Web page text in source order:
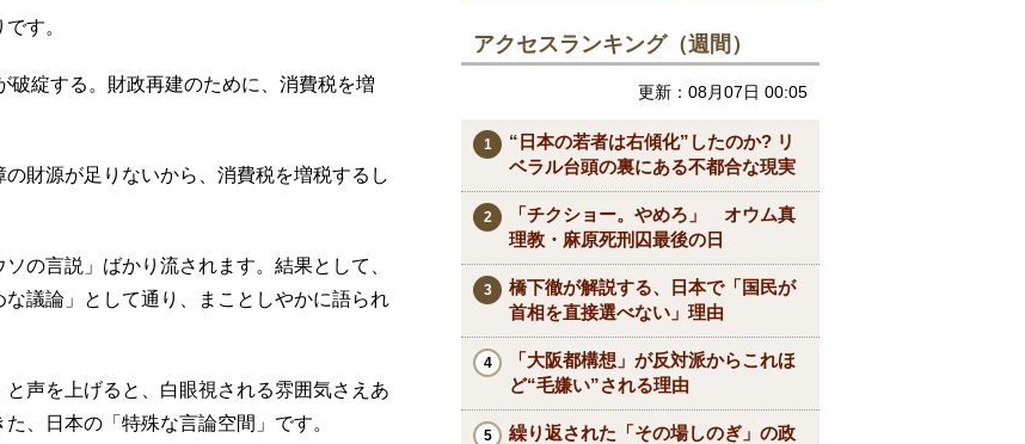
す。
破綻する。財政再建のために、消費税を増
財源が足りないから、消費税を増税するし
の言説」ばかり流されます。結果として、
議論」として通り、まことしやかに語られ
声を上げると、白眼視される雰囲気さえあ
、日本の「特殊な言論空間」です。
アクセスランキング（週間）
更新：08月07日 00:05
“日本の若者は右傾化”したのか? リ
ベラル台頭の裏にある不都合な現実
「チクショー。やめろ」 オウム真
理教・麻原死刑囚最後の日
橋下徹が解説する、日本で「国民が
首相を直接選べない」理由
「大阪都構想」が反対派からこれほ
ど“毛嫌い”される理由
繰り返された「その場しのぎ」の政